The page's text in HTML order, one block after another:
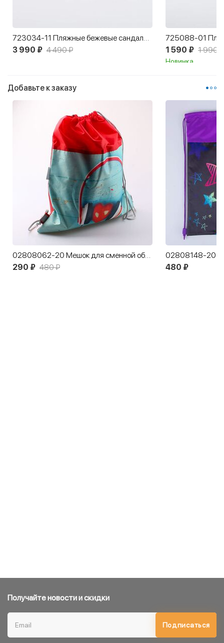
723034-11 Пляжные бежевые сандалии для девочки-подростка
3 990 ₽ 4 490 ₽ 1 590 ₽ 1 990 ₽
Новинка
Добавьте к заказу
02808062-20 Мешок для сменной обуви Музыкальное сердечко
290 ₽ 480 ₽ 480 ₽
Получайте новости и скидки
Подписаться